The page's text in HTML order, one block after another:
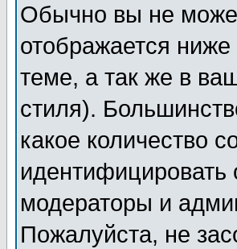
Обычно вы не
отображается
теме, а так же в
стиля).
какое количество
идентифицировать
модераторы и
Пожалуйста, не